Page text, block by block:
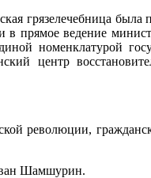
грязелечебница
ведение
номенклатурой
центр
революции,
Шамшурин.